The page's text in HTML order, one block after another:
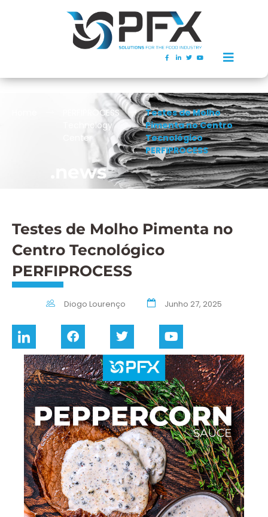
PERFIPROCESS
Technology
Center
Testes de Molho
Pimenta no Centro
Tecnológico
PERFIPROCESS
.news
Testes de Molho Pimenta no
Centro Tecnológico
PERFIPROCESS
Diogo Lourenço Junho 27, 2025